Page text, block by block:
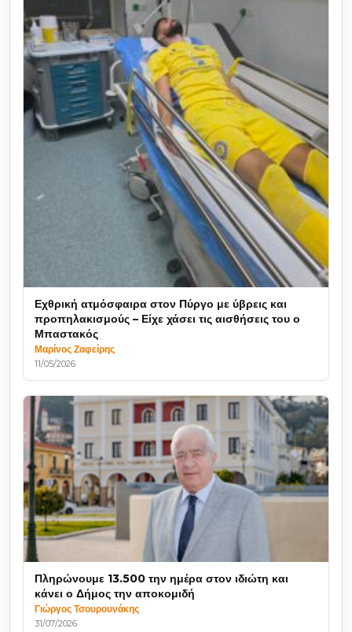
Εχθρική ατμόσφαιρα στον Πύργο με ύβρεις και
προπηλακισμούς – Είχε χάσει τις αισθήσεις του ο
Μπαστακός
Μαρίνος Ζαφείρης
11/05/2026
Πληρώνουμε 13.500 την ημέρα στον ιδιώτη και
κάνει ο Δήμος την αποκομιδή
Γιώργος Τσουρουνάκης
31/07/2026